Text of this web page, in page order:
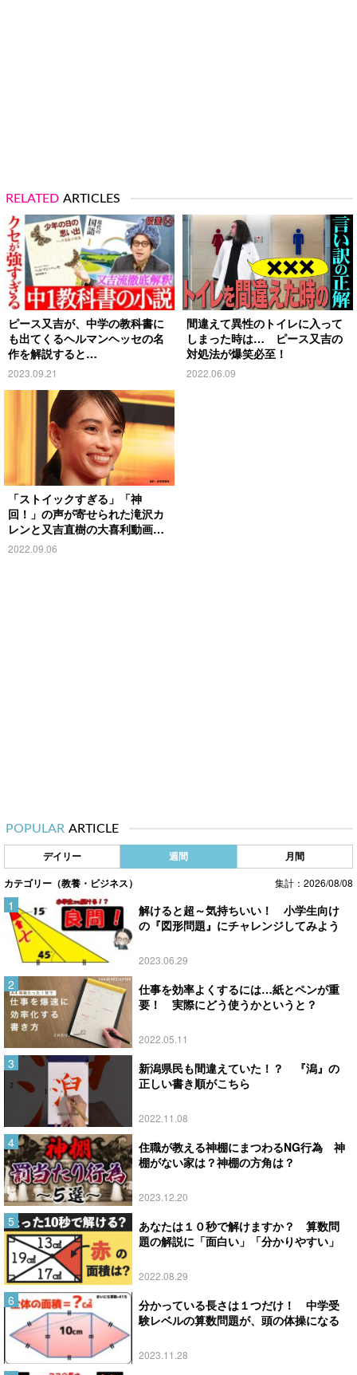
RELATED ARTICLES
ピース又吉が、中学の教科書に
も出てくるヘルマンヘッセの名
作を解説すると…
2023.09.21
間違えて異性のトイレに入って
しまった時は… ピース又吉の
対処法が爆笑必至！
2022.06.09
「ストイックすぎる」「神
回！」の声が寄せられた滝沢カ
レンと又吉直樹の大喜利動画と
は？
2022.09.06
POPULAR ARTICLE
デイリー 週間 月間
カテゴリー（教養・ビジネス） 集計：2026/08/08
解けると超～気持ちいい！ 小学生向け
の『図形問題』にチャレンジしてみよう
2023.06.29
仕事を効率よくするには…紙とペンが重
要！ 実際にどう使うかというと？
2022.05.11
新潟県民も間違えていた！？ 『潟』の
正しい書き順がこちら
2022.11.08
住職が教える神棚にまつわるNG行為 神
棚がない家は？神棚の方角は？
2023.12.20
あなたは１０秒で解けますか？ 算数問
題の解説に「面白い」「分かりやすい」
2022.08.29
分かっている長さは１つだけ！ 中学受
験レベルの算数問題が、頭の体操になる
2023.11.28